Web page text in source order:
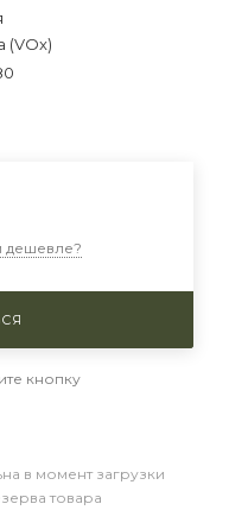
(VOx)
дешевле?
кнопку
в момент загрузки
товара